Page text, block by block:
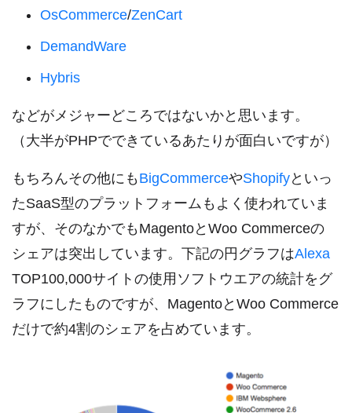
OsCommerce/ZenCart
DemandWare
Hybris
などがメジャーどころではないかと思います。
（大半がPHPでできているあたりが面白いですが）
もちろんその他にも BigCommerceやShopifyといっ
たSaaS型のプラットフォームもよく使われていま
すが、そのなかでもMagentoとWoo Commerceの
シェアは突出しています。下記の円グラフはAlexa
TOP100,000サイトの使用ソフトウエアの統計をグ
ラフにしたものですが、MagentoとWoo Commerce
だけで約4割のシェアを占めています。